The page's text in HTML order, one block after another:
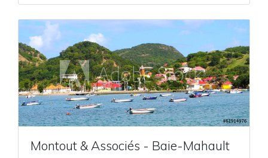
Montout & Associés - Baie-Mahault